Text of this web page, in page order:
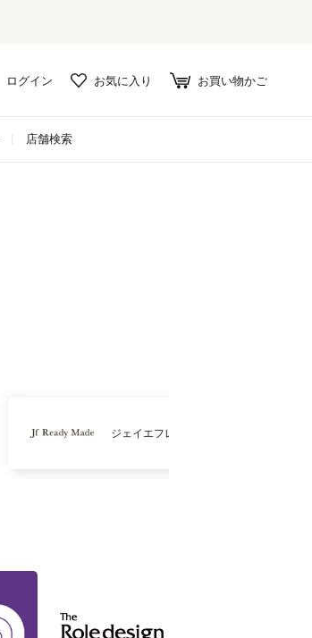
ログイン お気に入り お買い物かご
店舗検索
ジェイエフレディメイド